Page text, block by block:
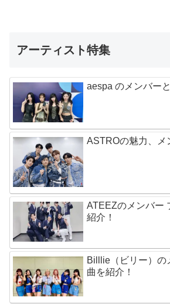
アーティスト特集
aespa のメンバー
ASTROの魅力、メ
ATEEZのメンバー
紹介！
Billlie（ビリー）の
曲を紹介！